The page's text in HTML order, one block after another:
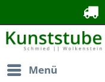
Menü